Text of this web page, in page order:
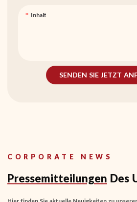
Inhalt
SENDEN SIE JETZT
CORPORATE NEWS
Pressemitteilungen Des